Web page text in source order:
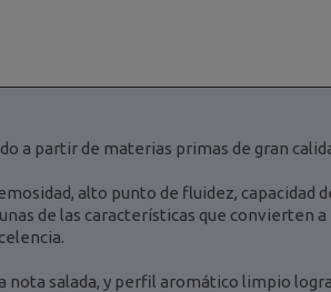
a partir de materias primas de gran
alto punto de fluidez, capacidad
de las características que convierten
nota salada, y perfil aromático limpio